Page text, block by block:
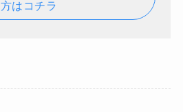
方はコチラ